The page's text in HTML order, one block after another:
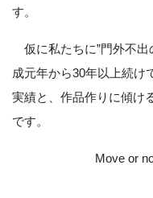
す。
仮に私たちに”門外不出
成元年から30年以上続け
実績と、作品作りに傾け
です。
Move or